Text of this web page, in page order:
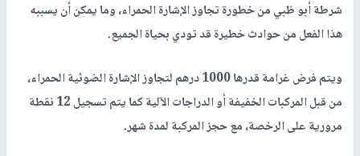
شرطة أبو ظبي من خطورة تجاوز الإشارة الحمراء، وما يمكن أن يسببه
هذا الفعل من حوادث خطيرة قد تودي بحياة الجميع.
ويتم فرض غرامة قدرها 1000 درهم لتجاوز الإشارة الضوئية الحمراء،
من قبل المركبات الخفيفة أو الدراجات الآلية كما يتم تسجيل 12 نقطة
مرورية على الرخصة، مع حجز المركبة لمدة شهر.